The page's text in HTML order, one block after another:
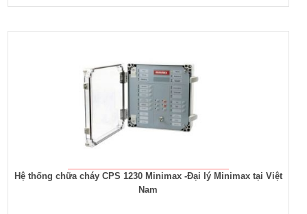
Hệ thống chữa cháy CPS 1230 Minimax -Đại lý Minimax tại Việt
Nam